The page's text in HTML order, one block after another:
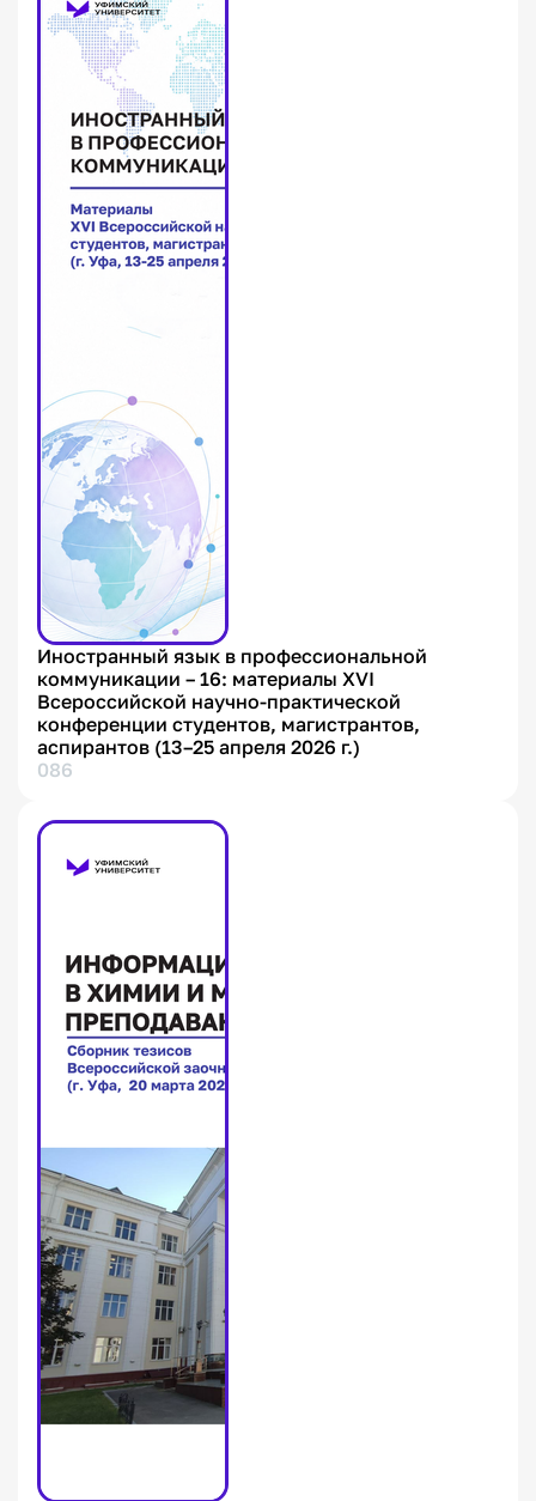
Иностранный язык в профессиональной
коммуникации – 16: материалы XVI
Всероссийской научно-практической
конференции студентов, магистрантов,
аспирантов (13–25 апреля 2026 г.)
086